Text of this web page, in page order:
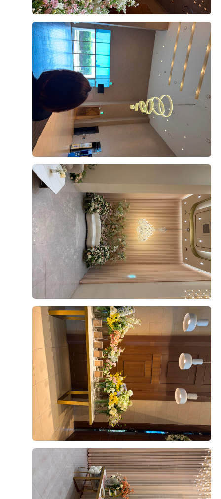
었습니다. 양가 어른들께서도 일단 위치에 너무 크게 만
좋다고 만족스러워 하시네요. 또 양가 어머님들은 10층
한복대여, 1층 헤어&메이크업이 가능해서 동선 상 다른
곳 들리실 필요없어서 그냥 바로
한복대여 계약도 했습니다. 너무 편하고 좋을 것 같아서
뿌듯합니다.
예랑이와의 둘만의 결혼식이 아닌만큼 홀 로비 분위기나
연회장 분위기도 걱정했었는데 전혀 그런 걱정도 안되구
요. 정말 잘 계약한 것 같습니다. :ㅇ
27년 7월이 예식이지만 얼마안남았는데..! 너무 예쁜 홀
베뉴를 선택할 수 있어서 참 행복해졌습니다.
후기가 도움이 되었나요?
2026-08-08 6명 읽음
결혼 준비를 시작하면서 생각보다 알아봐야 할 것도 많고
업체를 선택하는 과정도 쉽지 않았는데, 여러 곳을 비교
해본 후 상담을 받아보니 왜 많은 분들이 선택하는지 알
것 같았습니다. 처음 상담할 때부터 친절하고 편안한 분
위기에서 진행해 주셔서 부담 없이 궁금한 점들을 물어볼
수 있었고, 제가 잘 몰랐던 부분까지 하나하나 자세하게
설명해 주셔서 이해하기 쉬웠습니다. 단순히 계약을 권유
하기보다는 저희가 원하는 스타일과 예산을 고려해서 필
요한 부분을 꼼꼼하게 안내해 주신 점도 좋았습니다. 상
담을 받으면서 결혼 준비에 대한 막연한 걱정도 많이 줄
었고, 무엇보다 담당해 주시는 분께서 끝까지 세심하게
챙겨주실 것 같다는 믿음이 생겨 계약을 결정하게 되었습
니다. 아직 준비해야 할 과정이 많이 남아 있지만 시작부
터 기분 좋게 준비할 수 있어서 만족스럽습니다. 앞으로
진행될 촬영과 본식까지 좋은 추억으로 남을 수 있기를
기대하고 있습니다. 결혼 준비를 어디서부터 시작해야 할
지 고민하고 계신 예비부부라면 한 번 상담받아보시는 것
을 추천드리고 싶어요!
더 보기
+8
후기가 도움이 되었나요? 0
김민철, 김서윤 2026-08-04 10명 읽음
영등포 위더스 웨딩홀 뷔페를 시식하고 왔는데 전체적으
로 만족도가 높았습니다. 가장 인상 깊었던 건 해산물 코
너였는데, 대게와 새우, 홍합은 물론 참치와 연어 등 다양
한 회가 신선하게 준비되어 있었고 얼음 위에 깔끔하게
진열되어 있어 보기에도 좋았습니다. 회도 두툼하게 썰려
있어 식감이 좋았고 비린내 없이 신선해서 여러 번 가져
다 먹었습니다.
한식 코너도 다양하게 구성되어 있었는데 김치와 무침류,
쌈채소 등 기본 반찬이 정갈하게 준비되어 있었고, 전체
적으로 간이 자극적이지 않아 부담 없이 즐길 수 있었습
니다. 음식이 비어 있는 경우도 거의 없었고 직원분들이
계속해서 채워주셔서 마지막까지 깔끔한 상태가 유지되
는 점도 좋았습니다.
더 보기
+8